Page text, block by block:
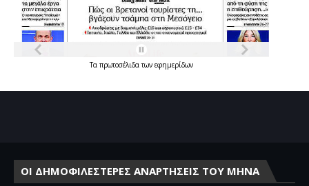
Τα πρωτοσέλιδατων εφημερίδων
ΟΙ ΔΗΜΟΦΙΛΕΣΤΕΡΕΣ ΑΝΑΡΤΗΣΕΙΣ ΤΟΥ ΜΗΝΑ